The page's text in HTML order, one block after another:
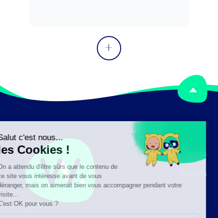
Mentions légales
Crédits